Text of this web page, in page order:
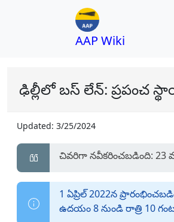
AAP Wiki
ఢిల్లీలో బస్ లేన్: ప్రపంచ
Updated: 3/25/2024
చివరిగా నవీకరించబడింది: 23
1 ఏప్రిల్ 2022న
ఉదయం 8 నుండి రాత్రి 10